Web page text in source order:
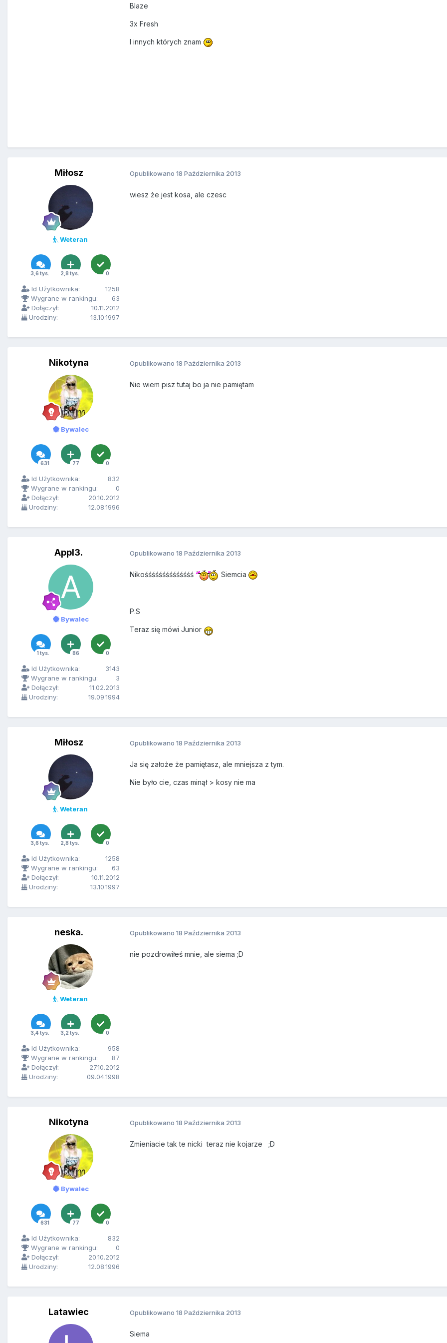
Blaze
3x Fresh
I innych których znam
Miłosz
Weteran
3,6 tys. 2,8 tys. 0
Id Użytkownika:
1258
Wygrane w rankingu:
63
Dołączył:
10.11.2012
Urodziny:
13.10.1997
Opublikowano 18 Października 2013
wiesz że jest kosa, ale czesc
Nikotyna
Bywalec
631 77 0
Id Użytkownika:
832
Wygrane w rankingu:
0
Dołączył:
20.10.2012
Urodziny:
12.08.1996
Opublikowano 18 Października 2013
Nie wiem pisz tutaj bo ja nie pamiętam
Appl3.
Bywalec
1 tys. 86 0
Id Użytkownika:
3143
Wygrane w rankingu:
3
Dołączył:
11.02.2013
Urodziny:
19.09.1994
Opublikowano 18 Października 2013
Nikośśśśśśśśśśśśśś Siemcia
P.S
Teraz się mówi Junior
Miłosz
Weteran
3,6 tys. 2,8 tys. 0
Id Użytkownika:
1258
Wygrane w rankingu:
63
Dołączył:
10.11.2012
Urodziny:
13.10.1997
Opublikowano 18 Października 2013
Ja się założe że pamiętasz, ale mniejsza z tym.
Nie było cie, czas minął > kosy nie ma
neska.
Weteran
3,4 tys. 3,2 tys. 0
Id Użytkownika:
958
Wygrane w rankingu:
87
Dołączył:
27.10.2012
Urodziny:
09.04.1998
Opublikowano 18 Października 2013
nie pozdrowiłeś mnie, ale siema ;D
Nikotyna
Bywalec
631 77 0
Id Użytkownika:
832
Wygrane w rankingu:
0
Dołączył:
20.10.2012
Urodziny:
12.08.1996
Opublikowano 18 Października 2013
Zmieniacie tak te nicki teraz nie kojarze ;D
Latawiec Opublikowano 18 Października 2013
Siema